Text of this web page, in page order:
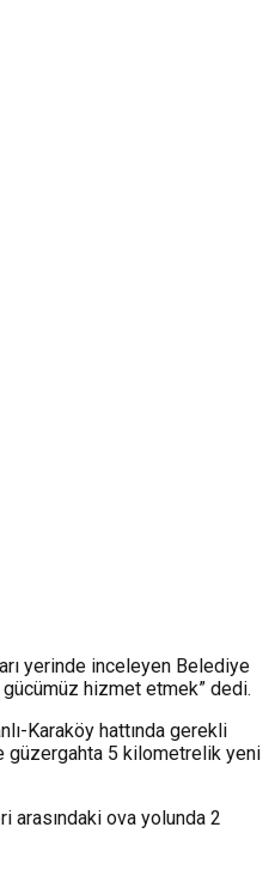
yerinde inceleyen Belediye
hizmet etmek” dedi.
Karaköy hattında gerekli
güzergahta 5 kilometrelik yeni
arasındaki ova yolunda 2